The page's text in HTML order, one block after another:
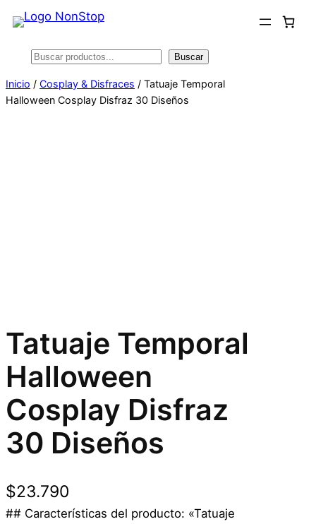
Saltar
contenido
Buscar Buscar
Inicio / Cosplay & Disfraces / Tatuaje Temporal
Halloween Cosplay Disfraz 30 Diseños
Tatuaje Temporal
Halloween
Cosplay Disfraz
30 Diseños
$23.790
## Características del producto: «Tatuaje